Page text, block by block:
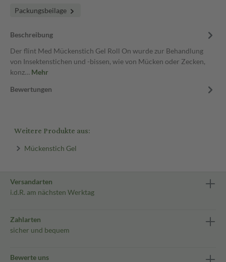
Packungsbeilage
Beschreibung
Der flint Med Mückenstich Gel Roll On wurde zur Behandlung
von Insektenstichen und -bissen, wie von Mücken oder Zecken,
konz… Mehr
Bewertungen
Weitere Produkte aus:
Mückenstich Gel
Versandarten
i.d.R. am nächsten Werktag
Zahlarten
sicher und bequem
Bewerte uns